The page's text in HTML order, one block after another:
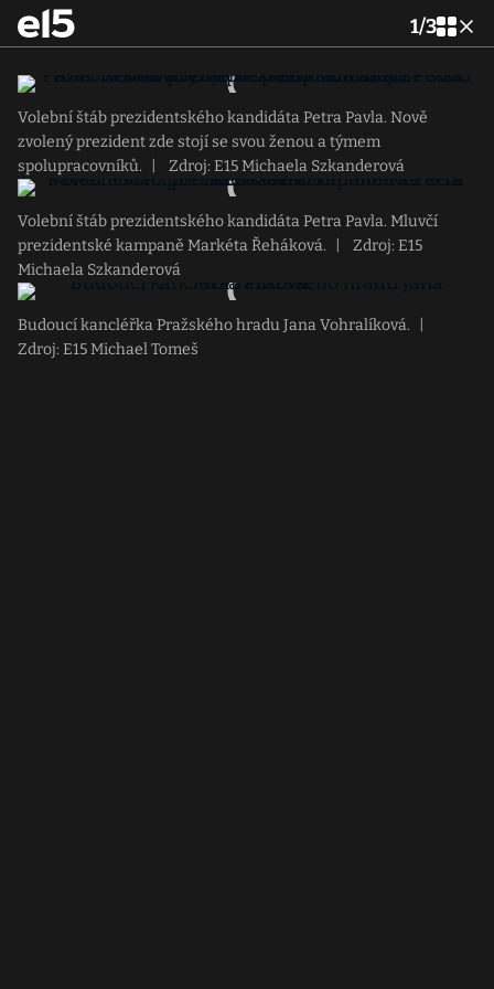
1/3
Volební štáb prezidentského kandidáta Petra Pavla. Nově
zvolený prezident zde stojí se svou ženou a týmem
spolupracovníků.
Zdroj: E15 Michaela Szkanderová
Volební štáb prezidentského kandidáta Petra Pavla. Mluvčí
prezidentské kampaně Markéta Řeháková.
Zdroj: E15
Michaela Szkanderová
Budoucí kancléřka Pražského hradu Jana Vohralíková.
Zdroj: E15 Michael Tomeš